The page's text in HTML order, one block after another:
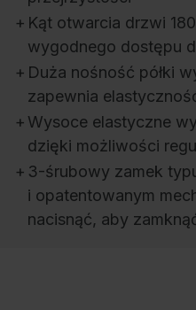
+ Kąt otwarcia drzwi
wygodnego dostępu
+ Duża nośność półki
zapewnia
+ Wysoce elastyczne
dzięki możliwości
+ 3-śrubowy zamek
i opatentowanym
nacisnąć, aby